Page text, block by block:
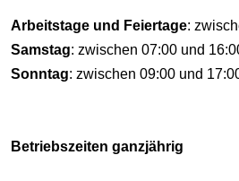
Arbeitstage und Feiertage:
Samstag: zwischen 07:00 und
Sonntag: zwischen 09:00 und
Betriebszeiten ganzjährig